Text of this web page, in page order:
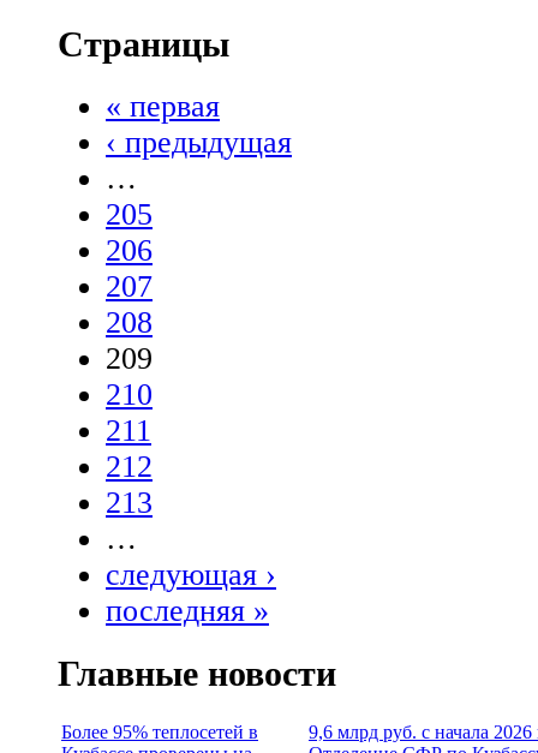
Страницы
« первая
‹ предыдущая
…
205
206
207
208
209
210
211
212
213
…
следующая ›
последняя »
Главные новости
Более 95% теплосетей в
9,6 млрд руб. с начала 2026